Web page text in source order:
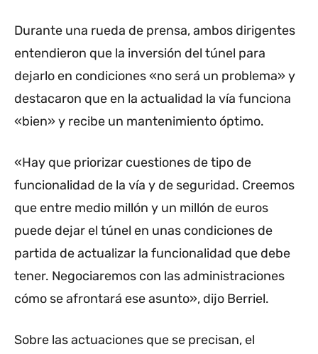
Durante una rueda de prensa, ambos dirigentes
entendieron que la inversión del túnel para
dejarlo en condiciones «no será un problema» y
destacaron que en la actualidad la vía funciona
«bien» y recibe un mantenimiento óptimo.
«Hay que priorizar cuestiones de tipo de
funcionalidad de la vía y de seguridad. Creemos
que entre medio millón y un millón de euros
puede dejar el túnel en unas condiciones de
partida de actualizar la funcionalidad que debe
tener. Negociaremos con las administraciones
cómo se afrontará ese asunto», dijo Berriel.
Sobre las actuaciones que se precisan, el